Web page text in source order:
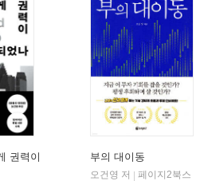
권력이
부의 대이동
오건영 저
페이지2북스